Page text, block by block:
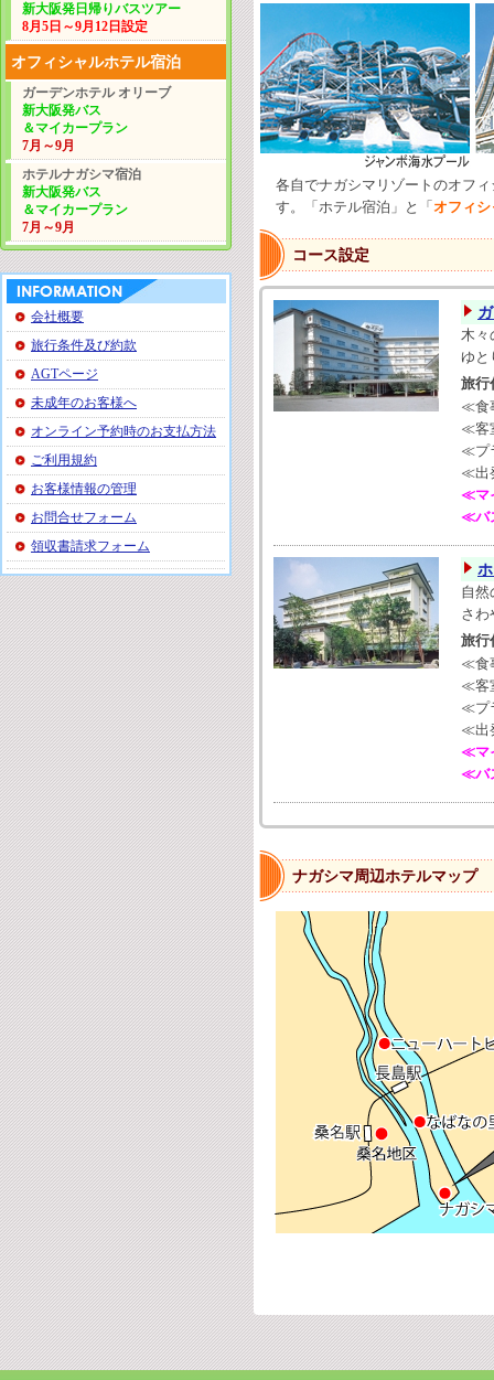
新大阪発 日帰りバスツアー
8月5日～9月12日設定
オフィシャルホテル宿泊
ガーデンホテル オリーブ
新大阪発バス
＆マイカープラン
7月～9月
ホテルナガシマ宿泊
新大阪発バス
＆マイカープラン
7月～9月
会社概要
旅行条件及び約款
AGTページ
未成年のお客様へ
オンライン予約時のお支払方法
ご利用規約
お客様情報の管理
お問合せフォーム
領収書請求フォーム
各自でナガシマリゾートのオフ
す。「ホテル宿泊」と「 オフィ
コース設定
木々
ゆと
旅
≪食
≪客
≪プ
≪出
≪マ
≪バ
自然
さわ
旅
≪食
≪客
≪プ
≪出
≪マ
≪バ
ナガシマ周辺ホテルマップ